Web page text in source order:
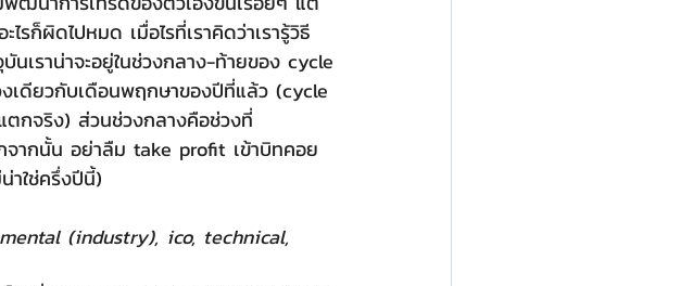
รก็ผิดไปหมด เมื่อไรที่เราคิดว่าเรารู้วิธี
นเราน่าจะอยู่ในช่วงกลาง-ท้ายของ cycle
เดียวกับเดือนพฤกษาของปีที่แล้ว (cycle
กจริง) ส่วนช่วงกลางคือช่วงที่
ากนั้น อย่าลืม take profit เข้าบิทคอย
าใช่ครึ่งปีนี้)
(industry), ico, technical,